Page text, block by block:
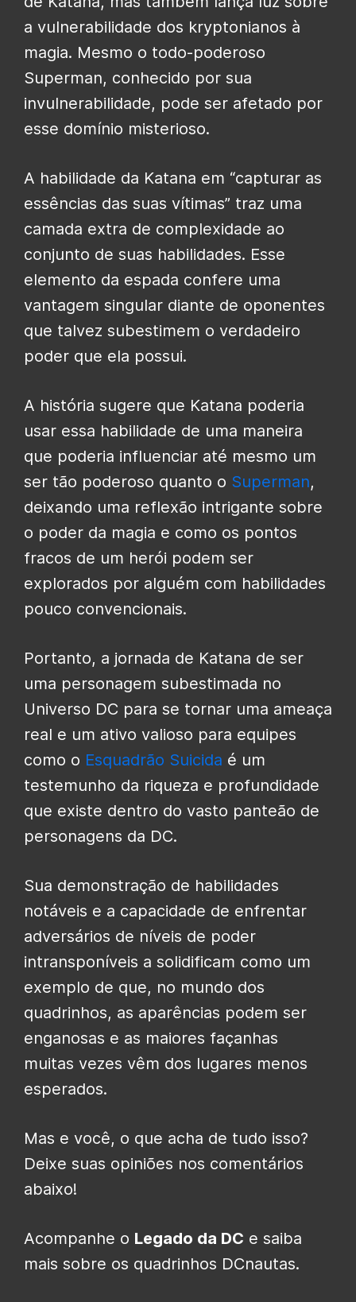
a vulnerabilidade dos kryptonianos à
magia. Mesmo o todo-poderoso
Superman, conhecido por sua
invulnerabilidade, pode ser afetado por
esse domínio misterioso.
A habilidade da Katana em “capturar as
essências das suas vítimas” traz uma
camada extra de complexidade ao
conjunto de suas habilidades. Esse
elemento da espada confere uma
vantagem singular diante de oponentes
que talvez subestimem o verdadeiro
poder que ela possui.
A história sugere que Katana poderia
usar essa habilidade de uma maneira
que poderia influenciar até mesmo um
ser tão poderoso quanto o Superman,
deixando uma reflexão intrigante sobre
o poder da magia e como os pontos
fracos de um herói podem ser
explorados por alguém com habilidades
pouco convencionais.
Portanto, a jornada de Katana de ser
uma personagem subestimada no
Universo DC para se tornar uma ameaça
real e um ativo valioso para equipes
como o Esquadrão Suicida é um
testemunho da riqueza e profundidade
que existe dentro do vasto panteão de
personagens da DC.
Sua demonstração de habilidades
notáveis ​​e a capacidade de enfrentar
adversários de níveis de poder
intransponíveis a solidificam como um
exemplo de que, no mundo dos
quadrinhos, as aparências podem ser
enganosas e as maiores façanhas
muitas vezes vêm dos lugares menos
esperados.
Mas e você, o que acha de tudo isso?
Deixe suas opiniões nos comentários
abaixo!
Acompanhe o Legado da DC e saiba
mais sobre os quadrinhos DCnautas.